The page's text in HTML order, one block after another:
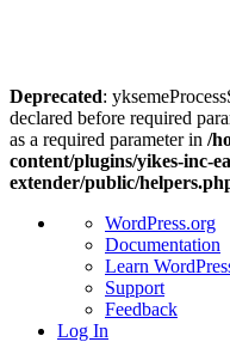
Deprecated:
declared before required
as a required parameter in /
content/plugins/yikes-inc-
extender/public/
About
WordPress
WordPress.org
Documentation
Learn
Support
Feedback
Log In